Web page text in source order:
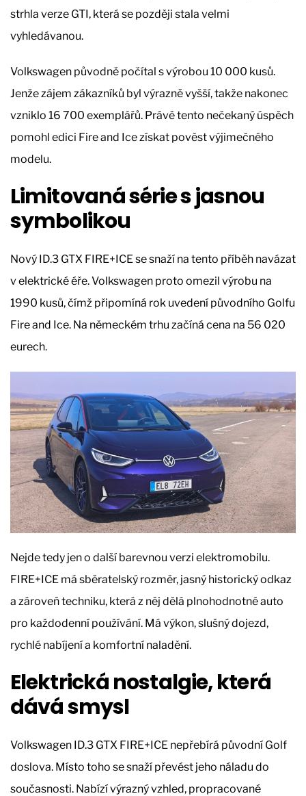
strhla verze GTI, která se později stala velmi
vyhledávanou.
Volkswagen původně počítal s výrobou 10 000 kusů.
Jenže zájem zákazníků byl výrazně vyšší, takže nakonec
vzniklo 16 700 exemplářů. Právě tento nečekaný úspěch
pomohl edici Fire and Ice získat pověst výjimečného
modelu.
Limitovaná série s jasnou
symbolikou
Nový ID.3 GTX FIRE+ICE se snaží na tento příběh navázat
v elektrické éře. Volkswagen proto omezil výrobu na
1990 kusů, čímž připomíná rok uvedení původního Golfu
Fire and Ice. Na německém trhu začíná cena na 56 020
eurech.
Nejde tedy jen o další barevnou verzi elektromobilu.
FIRE+ICE má sběratelský rozměr, jasný historický odkaz
a zároveň techniku, která z něj dělá plnohodnotné auto
pro každodenní používání. Má výkon, slušný dojezd,
rychlé nabíjení a komfortní naladění.
Elektrická nostalgie, která
dává smysl
Volkswagen ID.3 GTX FIRE+ICE nepřebírá původní Golf
doslova. Místo toho se snaží převést jeho náladu do
současnosti. Nabízí výrazný vzhled, propracované